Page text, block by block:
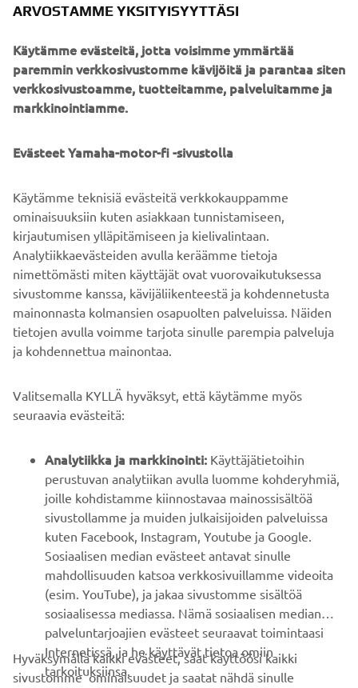
©Yamaha Motor Europe N.V. / Yamaha Motor Co., Ltd.
koskaan käyttää kaupallisiin tai ei-kaupallisiin tarkoituksiin
Co., Ltd:n nimenomaista kirjallista lupaa.
Aja aina turvallisesti ja noudata paikallisia
nopeusrajoituksia ja lakeja.
B2B
YAMAHA MUUALLA
ASIAKASTUKI
UUTISKIRJE
Ole ensimmäinen, joka kuulee uusimmista tarjouksista,
erikoistapahtumista, uusista julkaisuista ja paljon muuta...
ARVOSTAMME YKSITYISYYTTÄSI
Käytämme evästeitä, jotta voisimme ymmärtää
paremmin verkkosivustomme kävijöitä ja parantaa siten
verkkosivustoamme, tuotteitamme, palveluitamme ja
markkinointiamme.
Evästeet Yamaha-motor-fi -sivustolla
Käytämme teknisiä evästeitä verkkokauppamme
ominaisuuksiin kuten asiakkaan tunnistamiseen,
kirjautumisen ylläpitämiseen ja kielivalintaan.
Analytiikkaevästeiden avulla keräämme tietoja
nimettömästi miten käyttäjät ovat vuorovaikutuksessa
sivustomme kanssa, kävijäliikenteestä ja kohdennetusta
mainonnasta kolmansien osapuolten palveluissa. Näiden
tietojen avulla voimme tarjota sinulle parempia palveluja
ja kohdennettua mainontaa.
Valitsemalla KYLLÄ hyväksyt, että käytämme myös
seuraavia evästeitä:
Analytiikka ja markkinointi: Käyttäjätietoihin
perustuvan analytiikan avulla luomme kohderyhmiä,
joille kohdistamme kiinnostavaa mainossisältöä
sivustollamme ja muiden julkaisijoiden palveluissa
kuten Facebook, Instagram, Youtube ja Google.
Sosiaalisen median evästeet antavat sinulle
mahdollisuuden katsoa verkkosivuillamme videoita
(esim. YouTube), ja jakaa sivustomme sisältöä
sosiaalisessa mediassa. Nämä sosiaalisen median
palveluntarjoajien evästeet seuraavat toimintaasi
Internetissä, ja he käyttävät tietoa omiin
tarkoituksiinsa.
Hyväksymällä kaikki evästeet, saat käyttöösi kaikki
sivustomme ominaisuudet ja saatat nähdä sinulle